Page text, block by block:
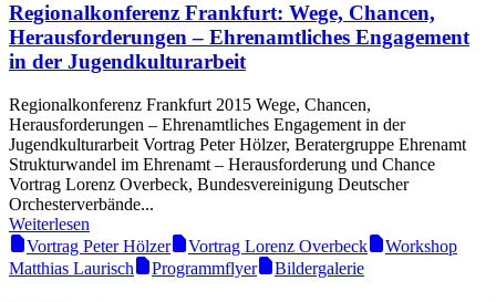
Regionalkonferenz Frankfurt: Wege, Chancen,
Herausforderungen – Ehrenamtliches Engagement
in der Jugendkulturarbeit
Regionalkonferenz Frankfurt 2015 Wege, Chancen,
Herausforderungen – Ehrenamtliches Engagement in der
Jugendkulturarbeit Vortrag Peter Hölzer, Beratergruppe Ehrenamt
Strukturwandel im Ehrenamt – Herausforderung und Chance
Vortrag Lorenz Overbeck, Bundesvereinigung Deutscher
Orchesterverbände...
Weiterlesen
Vortrag Peter Hölzer
Vortrag Lorenz Overbeck
Workshop
Matthias Laurisch
Programmflyer Bildergalerie